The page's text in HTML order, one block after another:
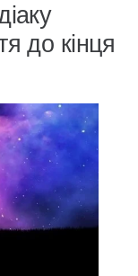
до кінця